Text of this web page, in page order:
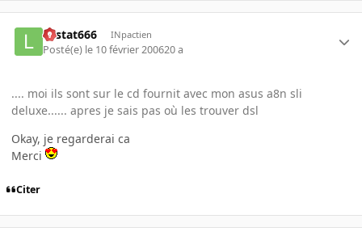
Lestat666 INpactien
Posté(e) le 10 février 200620 a
.... moi ils sont sur le cd fournit avec mon asus a8n sli
deluxe...... apres je sais pas où les trouver dsl
Okay, je regarderai ca
Merci
Citer